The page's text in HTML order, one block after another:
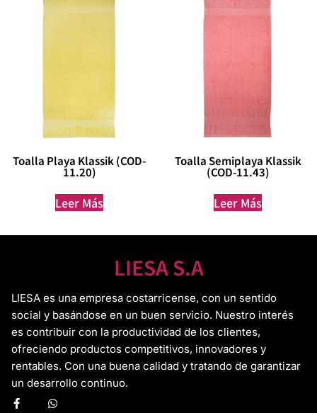
Toalla Playa Klassik (COD-
11.20)
Leer Más
Toalla Semiplaya Klassik
(COD-11.43)
Leer Más
LIESA S.A
LIESA es una empresa costarricense, con un sentido
social y basándose en un buen servicio. Nuestro interés
es contribuir con la productividad de los clientes,
ofreciendo productos competitivos, innovadores y
rentables. Con una buena calidad y tratando de garantizar
un desarrollo continuo.